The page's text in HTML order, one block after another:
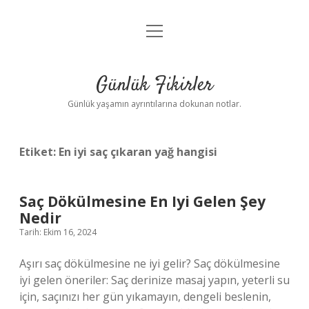
Anasayfa
Yasal Uyarı
menüyü
Günlük Fikirler
Günlük yaşamın ayrıntılarına dokunan notlar.
Etiket: En iyi saç çıkaran yağ hangisi
Saç Dökülmesine En Iyi Gelen Şey
Nedir
Tarih: Ekim 16, 2024
Aşırı saç dökülmesine ne iyi gelir? Saç dökülmesine
iyi gelen öneriler: Saç derinize masaj yapın, yeterli su
için, saçınızı her gün yıkamayın, dengeli beslenin,